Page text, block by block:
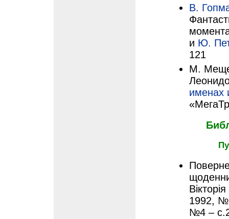
В.
и Ю.
121
М.
именах
1992,
№4 –